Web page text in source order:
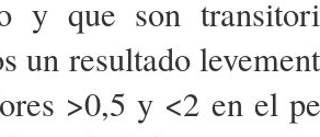
y que son
un resultado
>0,5 y <2 en el